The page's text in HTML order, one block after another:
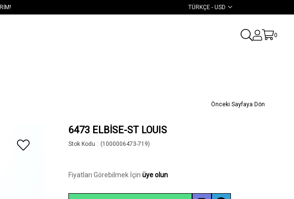
TÜRKÇE - USD
0
Önceki Sayfaya Dön
6473 ELBİSE-ST LOUIS
Stok Kodu (1000006473-719)
Fiyatları Görebilmek İçin üye olun